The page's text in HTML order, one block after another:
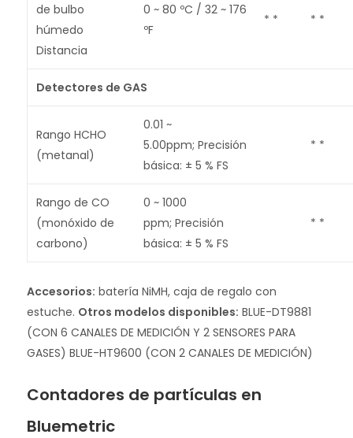
de bulbo
húmedo
Distancia
0 ~ 80 ºC / 32 ~ 176
ºF
* * * *
Detectores de GAS
Rango HCHO
(metanal)
0.01 ~
5.00ppm; Precisión
básica: ± 5 % FS
* *
Rango de CO
(monóxido de
carbono)
0 ~ 1000
ppm; Precisión
básica: ± 5 % FS
* *
Accesorios: batería NiMH, caja de regalo con
estuche. Otros modelos disponibles: BLUE-DT9881
(CON 6 CANALES DE MEDICIÓN Y 2 SENSORES PARA
GASES) BLUE-HT9600 (CON 2 CANALES DE MEDICIÓN)
Contadores de partículas en
Bluemetric